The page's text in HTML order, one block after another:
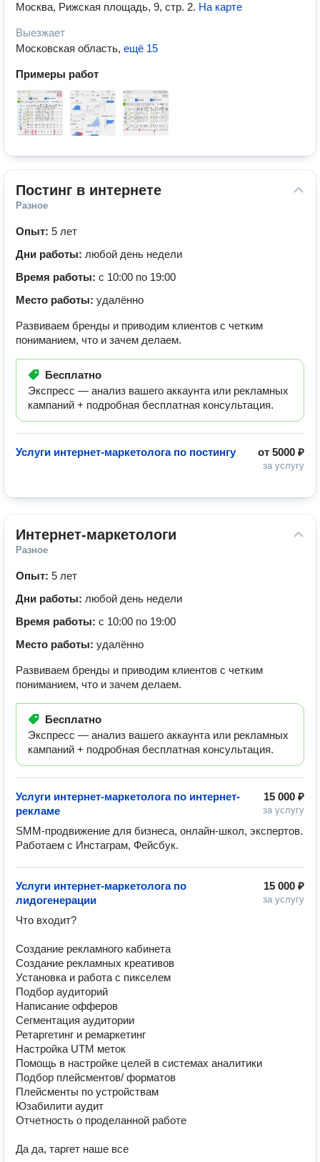
Москва, Рижская площадь, 9, стр. 2. На карте
Выезжает
Московская область, ещё 15
Примеры работ
Постинг в интернете
Разное
Опыт: 5 лет
Дни работы: любой день недели
Время работы: с 10:00 по 19:00
Место работы: удалённо
Развиваем бренды и приводим клиентов с четким
пониманием, что и зачем делаем.
Бесплатно
Экспресс — анализ вашего аккаунта или рекламных
кампаний + подробная бесплатная консультация.
от 5000 ₽
за услугу
Услуги интернет-маркетолога по постингу
Интернет-маркетологи
Разное
Опыт: 5 лет
Дни работы: любой день недели
Время работы: с 10:00 по 19:00
Место работы: удалённо
Развиваем бренды и приводим клиентов с четким
пониманием, что и зачем делаем.
Бесплатно
Экспресс — анализ вашего аккаунта или рекламных
кампаний + подробная бесплатная консультация.
15 000 ₽
за услугу
Услуги интернет-маркетолога по интернет-
рекламе
SMM-продвижение для бизнеса, онлайн-школ, экспертов.
Работаем с Инстаграм, Фейсбук.
15 000 ₽
за услугу
Услуги интернет-маркетолога по
лидогенерации
Что входит?
Создание рекламного кабинета
Создание рекламных креативов
Установка и работа с пикселем
Подбор аудиторий
Написание офферов
Сегментация аудитории
Ретаргетинг и ремаркетинг
Настройка UTM меток
Помощь в настройке целей в системах аналитики
Подбор плейсментов/ форматов
Плейсменты по устройствам
Юзабилити аудит
Отчетность о проделанной работе
Да да, таргет наше все